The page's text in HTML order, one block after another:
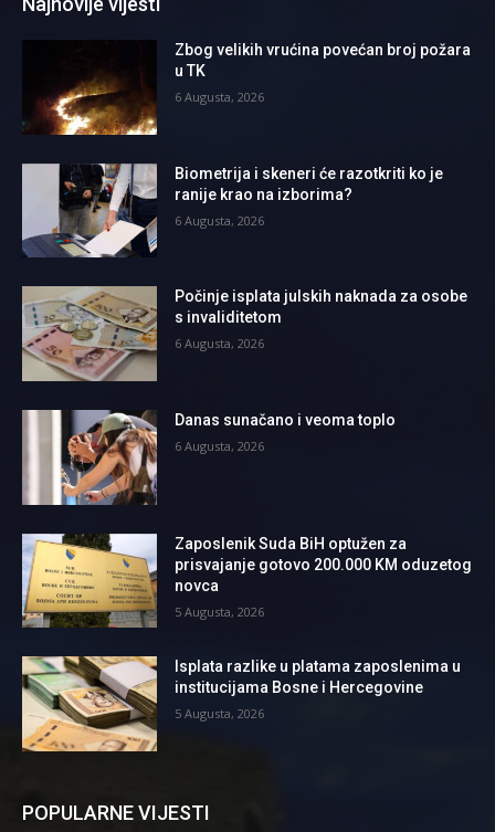
Zbog velikih vrućina povećan broj požara
u TK
6 Augusta, 2026
Biometrija i skeneri će razotkriti ko je
ranije krao na izborima?
6 Augusta, 2026
Počinje isplata julskih naknada za osobe
s invaliditetom
6 Augusta, 2026
Danas sunačano i veoma toplo
6 Augusta, 2026
Zaposlenik Suda BiH optužen za
prisvajanje gotovo 200.000 KM oduzetog
novca
5 Augusta, 2026
Isplata razlike u platama zaposlenima u
institucijama Bosne i Hercegovine
5 Augusta, 2026
POPULARNE VIJESTI